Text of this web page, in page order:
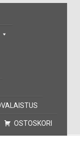
OSTOSKORI